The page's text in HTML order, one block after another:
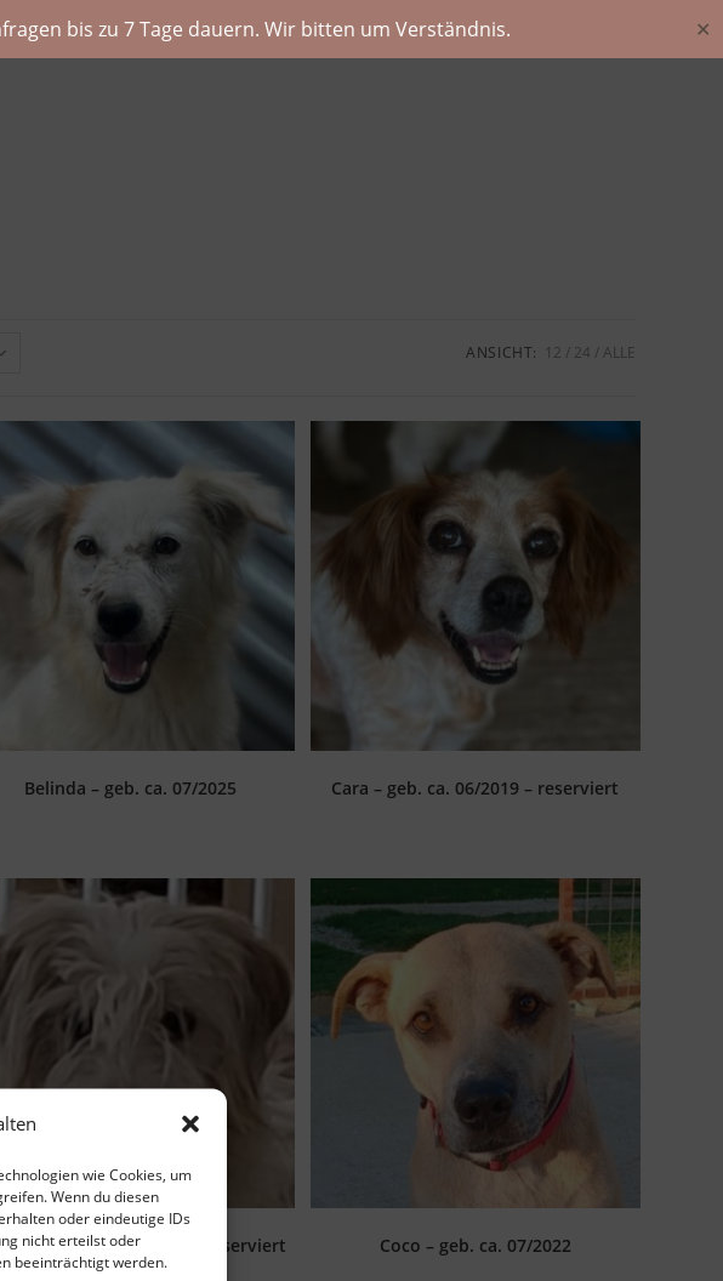
bis zu 7 Tage dauern. Wir bitten um Verständnis. ✕
wie Cookies, um
Wenn du diesen
oder eindeutige IDs
nicht erteilst oder
beeinträchtigt werden.
ANSICHT: 12 24 ALLE
Belinda – geb. ca. 07/2025 Cara – geb. ca. 06/2019 – reserviert
– geb. ca. 06/2024 – reserviert Coco – geb. ca. 07/2022